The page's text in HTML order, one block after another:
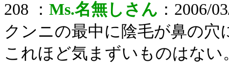
208 ： Ms.名無しさん ：2006/
クンニの最中に陰毛が鼻の
これほど気まずいものはない